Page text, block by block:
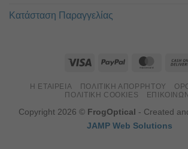
Κατάσταση Παραγγελίας
Η ΕΤΑΙΡΕΊΑ ΠΟΛΙΤΙΚΉ ΑΠΟΡΡΉΤΟΥ
ΠΟΛΙΤΙΚΉ COOKIES
Copyright 2026 © FrogOptical - Created
JAMP Web Solutions